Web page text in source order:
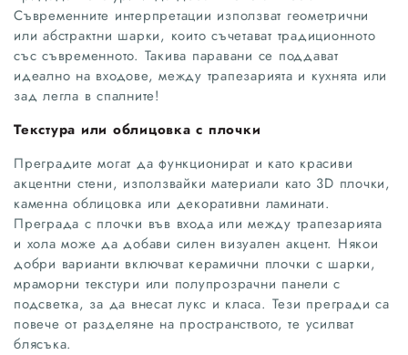
Съвременните интерпретации използват геометрични
или абстрактни шарки, които съчетават традиционното
със съвременното. Такива паравани се поддават
идеално на входове, между трапезарията и кухнята или
зад легла в спалните!
Текстура или облицовка с плочки
Преградите могат да функционират и като красиви
акцентни стени, използвайки материали като 3D плочки,
каменна облицовка или декоративни ламинати.
Преграда с плочки във входа или между трапезарията
и хола може да добави силен визуален акцент. Някои
добри варианти включват керамични плочки с шарки,
мраморни текстури или полупрозрачни панели с
подсветка, за да внесат лукс и класа. Тези прегради са
повече от разделяне на пространството, те усилват
блясъка.